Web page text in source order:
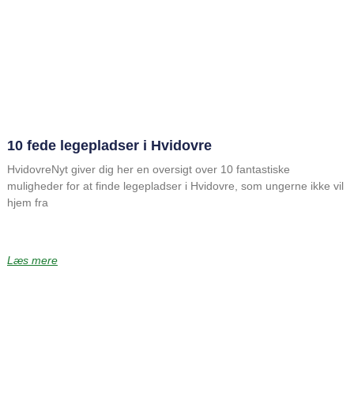
10 fede legepladser i Hvidovre
HvidovreNyt giver dig her en oversigt over 10 fantastiske
muligheder for at finde legepladser i Hvidovre, som ungerne ikke vil
hjem fra
Læs mere